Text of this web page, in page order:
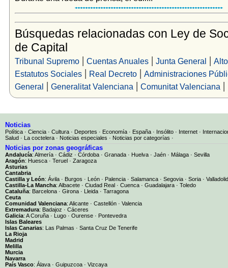
Búsquedas relacionadas con Ley de
de Capital
Tribunal Supremo| Cuentas Anuales| Junta General |
Estatutos Sociales| Real Decreto| Administraciones
General | Generalitat Valenciana | Comunitat Valenciana |
Noticias
Política · Ciencia · Cultura · Deportes · Economía · España · Insólito · Internet ·
Salud · La coctelera · Noticias especiales · Noticias por categorías ·
Noticias por zonas geográficas
Andalucía: Almería · Cádiz · Córdoba · Granada · Huelva · Jaén · Málaga · Sevilla
Aragón: Huesca · Teruel · Zaragoza
Asturias
Cantabria
Castilla y León: Ávila · Burgos · León · Palencia · Salamanca · Segovia · Soria · Valladolid
Castilla-La Mancha: Albacete · Ciudad Real · Cuenca · Guadalajara · Toledo
Cataluña: Barcelona · Girona · Lleida · Tarragona
Ceuta
Comunidad Valenciana: Alicante · Castellón · Valencia
Extremadura: Badajoz · Cáceres
Galicia: A Coruña · Lugo · Ourense · Pontevedra
Islas Baleares
Islas Canarias: Las Palmas · Santa Cruz De Tenerife
La Rioja
Madrid
Melilla
Murcia
Navarra
País Vasco: Álava · Guipuzcoa · Vizcaya